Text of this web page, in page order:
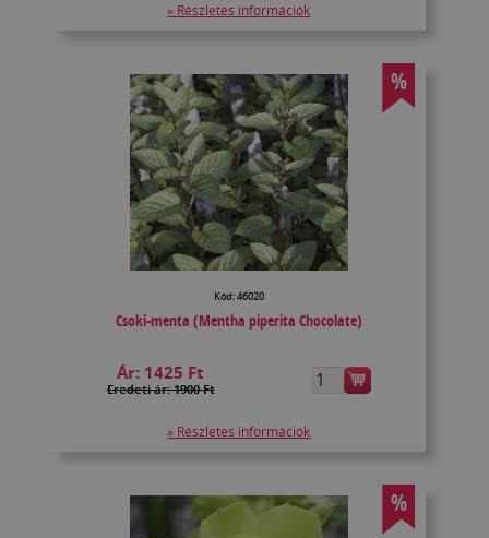
» Részletes információk
%
Kód: 46020
Csoki-menta (Mentha piperita Chocolate)
Ár: 1425 Ft
Eredeti ár: 1900 Ft
» Részletes információk
%